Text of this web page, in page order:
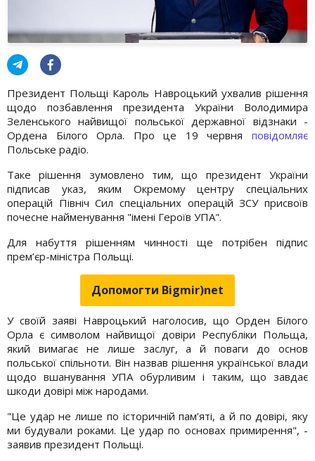
Президент Польщі Кароль Навроцький ухвалив рішення
щодо позбавлення президента України Володимира
Зеленського найвищої польської державної відзнаки -
Ордена Білого Орла. Про це 19 червня повідомляє
Польське радіо.
Таке рішення зумовлено тим, що президент України
підписав указ, яким Окремому центру спеціальних
операцій Північ Сил спеціальних операцій ЗСУ присвоїв
почесне найменування "імені Героїв УПА".
Для набуття рішенням чинності ще потрібен підпис
прем’єр-міністра Польщі.
Допомогти Bigmir)net
У своїй заяві Навроцький наголосив, що Орден Білого
Орла є символом найвищої довіри Республіки Польща,
який вимагає не лише заслуг, а й поваги до основ
польської спільноти. Він назвав рішення української влади
щодо вшанування УПА обурливим і таким, що завдає
шкоди довірі між народами.
"Це удар не лише по історичній пам’яті, а й по довірі, яку
ми будували роками. Це удар по основах примирення", -
заявив президент Польщі.